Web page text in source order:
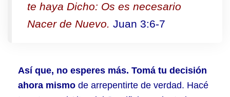
te haya Dicho: Os es necesario
Nacer de Nuevo. Juan 3:6-7
Así que, no esperes más. Tomá tu decisión
ahora mismo de arrepentirte de verdad. Hacé